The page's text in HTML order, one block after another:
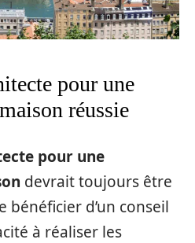
pour une
réussie
pour une
devrait toujours être
bénéficier d’un conseil
à réaliser les